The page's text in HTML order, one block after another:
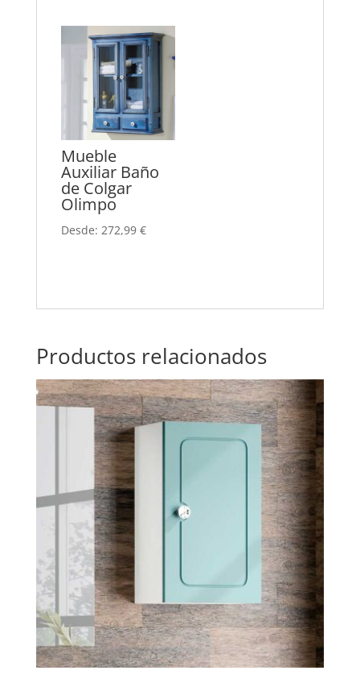
Mueble
Auxiliar Baño
de Colgar
Olimpo
Desde: 272,99 €
Productos relacionados